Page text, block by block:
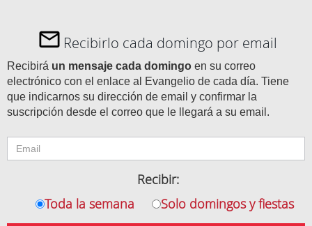
Recibirlo cada domingo por email
Recibirá un mensaje cada domingo en su correo
electrónico con el enlace al Evangelio de cada día. Tiene
que indicarnos su dirección de email y confirmar la
suscripción desde el correo que le llegará a su email.
Recibir:
Toda la semana
Solo domingos y fiestas